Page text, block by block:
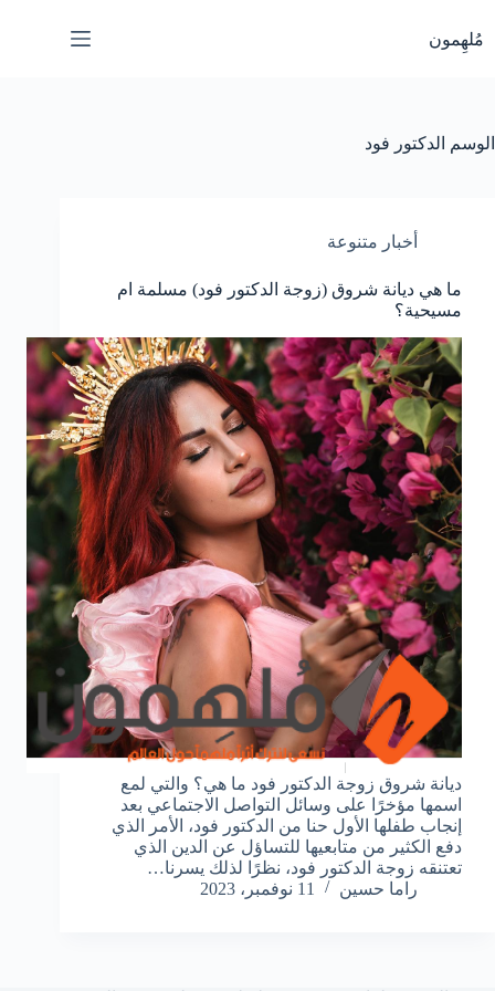
إلى
المحتوى
مُلهِمون
الوسم الدكتور فود
أخبار متنوعة
ما هي ديانة شروق (زوجة الدكتور فود) مسلمة ام
مسيحية؟
ديانة شروق زوجة الدكتور فود ما هي؟ والتي لمع
اسمها مؤخرًا على وسائل التواصل الاجتماعي بعد
إنجاب طفلها الأول حنا من الدكتور فود، الأمر الذي
دفع الكثير من متابعيها للتساؤل عن الدين الذي
تعتنقه زوجة الدكتور فود، نظرًا لذلك يسرنا…
راما حسين
11 نوفمبر، 2023